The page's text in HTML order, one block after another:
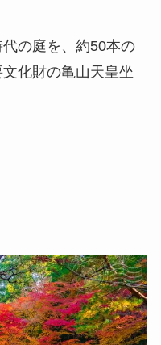
の庭を、約50本の
化財の亀山天皇坐